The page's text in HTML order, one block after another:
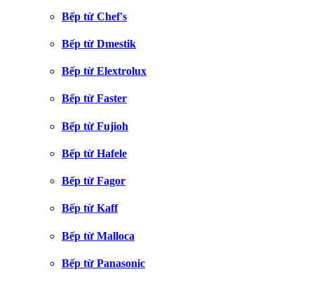
Bếp từ Chef's
Bếp từ Dmestik
Bếp từ Elextrolux
Bếp từ Faster
Bếp từ Fujioh
Bếp từ Hafele
Bếp từ Fagor
Bếp từ Kaff
Bếp từ Malloca
Bếp từ Panasonic